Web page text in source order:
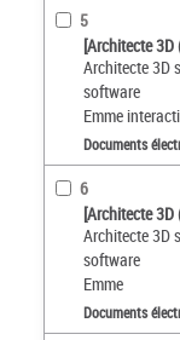
5
[Architecte
Architecte 3D
software
Emme
Documents
6
[Architecte
Architecte 3D
software
Emme
Documents